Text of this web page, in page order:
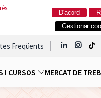
D'acord
Gestionar
Freqüents
I CURSOS MERCAT DE